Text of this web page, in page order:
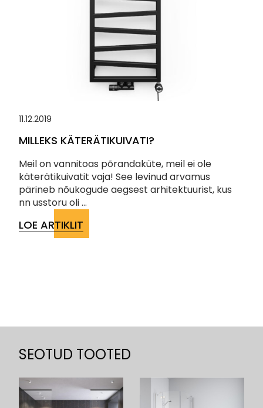
11.12.2019
MILLEKS KÄTERÄTIKUIVATI?
Meil on vannitoas põrandaküte, meil ei ole
käterätikuivatit vaja! See levinud arvamus
pärineb nõukogude aegsest arhitektuurist, kus
nn usstoru oli ...
LOE ARTIKLIT
SEOTUD TOOTED